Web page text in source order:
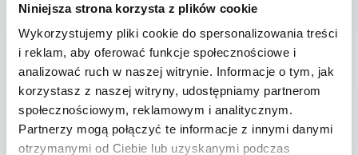
Niniejsza strona korzysta z plików cookie
Wykorzystujemy pliki cookie do spersonalizowania treści
i reklam, aby oferować funkcje społecznościowe i
analizować ruch w naszej witrynie. Informacje o tym, jak
korzystasz z naszej witryny, udostępniamy partnerom
społecznościowym, reklamowym i analitycznym.
Partnerzy mogą połączyć te informacje z innymi danymi
otrzymanymi od Ciebie lub uzyskanymi podczas
dziecko. W przypadku cesarskiego cięcia,
maluszka przez 2 godziny, w osobnym,
przeznaczonym do tego miejscu. Istnieje
fotografii waszego maluszka.